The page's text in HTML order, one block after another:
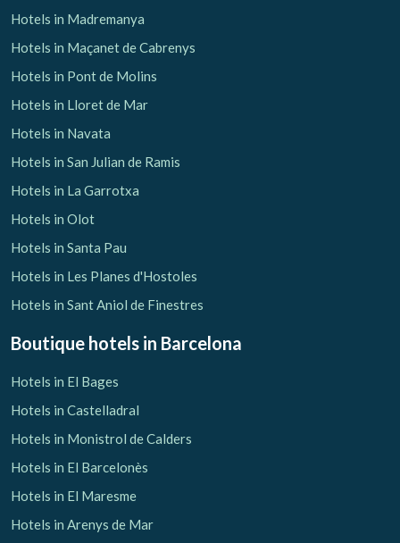
Hotels in Madremanya
Hotels in Maçanet de Cabrenys
Hotels in Pont de Molins
Hotels in Lloret de Mar
Hotels in Navata
Hotels in San Julian de Ramis
Hotels in La Garrotxa
Hotels in Olot
Hotels in Santa Pau
Hotels in Les Planes d'Hostoles
Hotels in Sant Aniol de Finestres
Boutique hotels in Barcelona
Hotels in El Bages
Hotels in Castelladral
Hotels in Monistrol de Calders
Hotels in El Barcelonès
Hotels in El Maresme
Hotels in Arenys de Mar